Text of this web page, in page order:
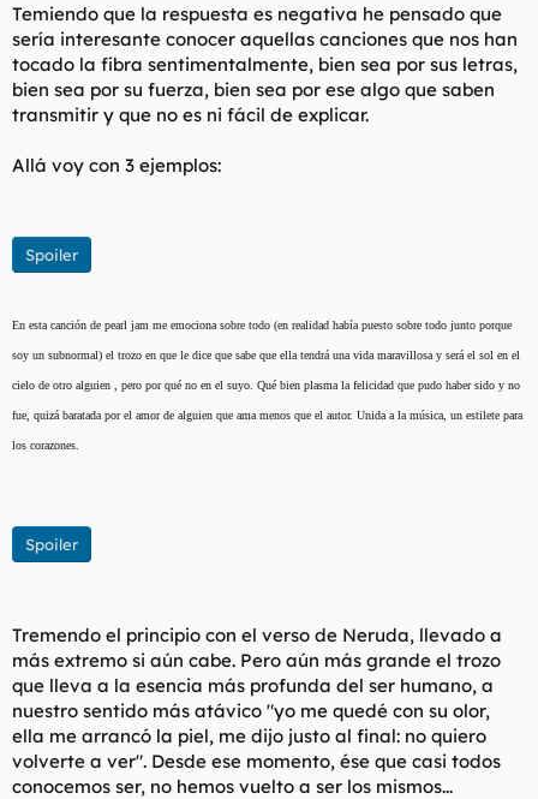
Temiendo que la respuesta es negativa he pensado que
sería interesante conocer aquellas canciones que nos han
tocado la fibra sentimentalmente, bien sea por sus letras,
bien sea por su fuerza, bien sea por ese algo que saben
transmitir y que no es ni fácil de explicar.
Allá voy con 3 ejemplos:
Spoiler
En esta canción de pearl jam me emociona sobre todo (en realidad había puesto sobre todo junto porque
soy un subnormal) el trozo en que le dice que sabe que ella tendrá una vida maravillosa y será el sol en el
cielo de otro alguien , pero por qué no en el suyo. Qué bien plasma la felicidad que pudo haber sido y no
fue, quizá baratada por el amor de alguien que ama menos que el autor. Unida a la música, un estilete para
los corazones.
Spoiler
Tremendo el principio con el verso de Neruda, llevado a
más extremo si aún cabe. Pero aún más grande el trozo
que lleva a la esencia más profunda del ser humano, a
nuestro sentido más atávico "yo me quedé con su olor,
ella me arrancó la piel, me dijo justo al final: no quiero
volverte a ver". Desde ese momento, ése que casi todos
conocemos ser, no hemos vuelto a ser los mismos...